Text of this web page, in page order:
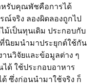
หรับคุณพัชคือการได้
ณ์จริง ลองผิดลองถูกไป
ม้เป็นทุนเดิม ประกอบกับ
นิยมนำมาประยุกต์ใช้กัน
านวิจัยและข้อมูลต่าง ๆ
ด้ ใช้ประกอบอาหาร
ด้ ซึ่งก่อนนำมาใช้จริง ก็